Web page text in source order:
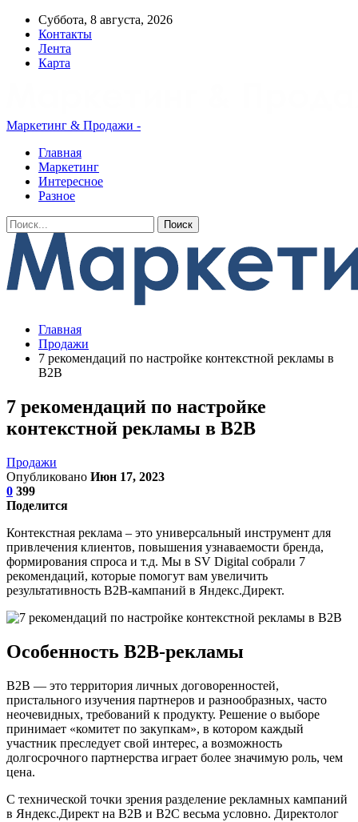
Суббота, 8 августа, 2026
Контакты
Лента
Карта
Маркетинг & Продажи -
Главная
Маркетинг
Интересное
Разное
Главная
Продажи
7 рекомендаций по настройке контекстной рекламы в
В2В
7 рекомендаций по настройке
контекстной рекламы в В2В
Продажи
Опубликовано Июн 17, 2023
0 399
Поделится
Контекстная реклама – это универсальный инструмент для
привлечения клиентов, повышения узнаваемости бренда,
формирования спроса и т.д. Мы в SV Digital собрали 7
рекомендаций, которые помогут вам увеличить
результативность В2В-кампаний в Яндекс.Директ.
Особенность В2В-рекламы
В2В — это территория личных договоренностей,
пристального изучения партнеров и разнообразных, часто
неочевидных, требований к продукту. Решение о выборе
принимает «комитет по закупкам», в котором каждый
участник преследует свой интерес, а возможность
долгосрочного партнерства играет более значимую роль, чем
цена.
С технической точки зрения разделение рекламных кампаний
в Яндекс.Директ на В2В и В2С весьма условно. Директолог